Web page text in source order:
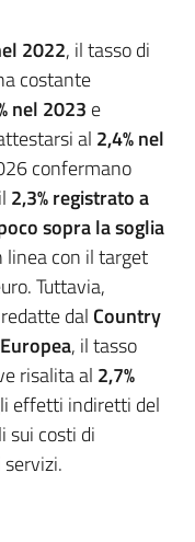
2022, il tasso di
costante
nel 2023 e
al 2,4% nel
confermano
2,3% registrato a
sopra la soglia
linea con il target
Tuttavia,
dal Country
, il tasso
risalita al 2,7%
effetti indiretti del
sui costi di